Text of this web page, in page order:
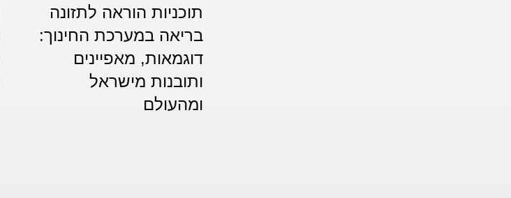
תוכניות הוראה לתזונה
בריאה במערכת החינוך:
דוגמאות, מאפיינים
ותובנות מישראל
ומהעולם